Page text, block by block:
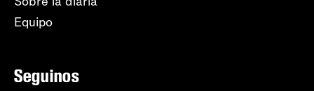
Equipo
Seguinos